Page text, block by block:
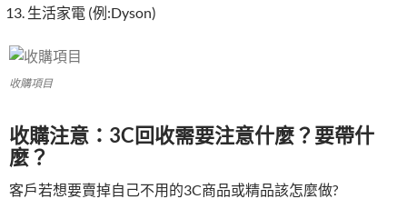
生活家電 (例:Dyson)
收購項目
收購注意：3C回收需要注意什麼？要帶什
麼？
客戶若想要賣掉自己不用的3C商品或精品該怎麼做?